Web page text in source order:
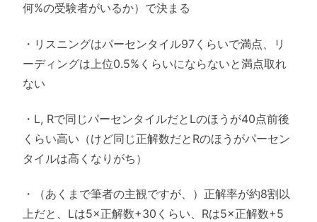
何%の受験者がいるか）で決まる
・リスニングはパーセンタイル97くらいで満点、リ
ーディングは上位0.5%くらいにならないと満点取れ
ない
・L, Rで同じパーセンタイルだとLのほうが40点前後
くらい高い（けど同じ正解数だとRのほうがパーセン
タイルは高くなりがち）
・（あくまで筆者の主観ですが、）正解率が約8割以
上だと、Lは5×正解数+30くらい、Rは5×正解数+5